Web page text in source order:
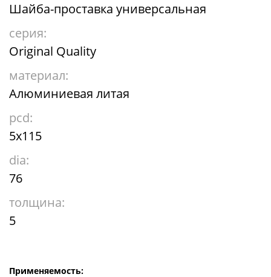
Шайба-проставка универсальная
серия:
Original Quality
материал:
Алюминиевая литая
pcd:
5x115
dia:
76
толщина:
5
Применяемость: